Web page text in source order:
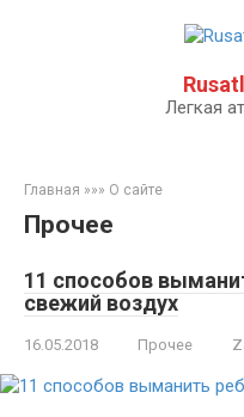
Легкая
Главная »»» О сайте
Прочее
11 способов
свежий воздух
16.05.2018 Прочее